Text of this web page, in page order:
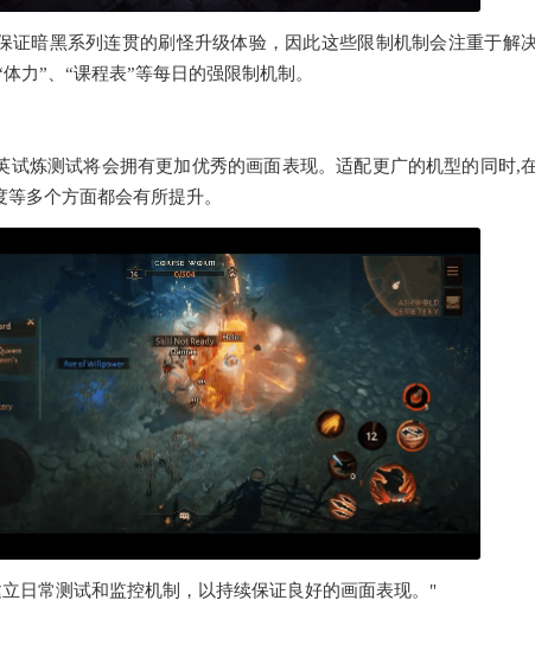
证暗黑系列连贯的刷怪升级体验，因此这些限制机制会注重于解
力”、“课程表”等每日的强限制机制。
试炼测试将会拥有更加优秀的画面表现。适配更广的机型的同时,
多个方面都会有所提升。
日常测试和监控机制，以持续保证良好的画面表现。"